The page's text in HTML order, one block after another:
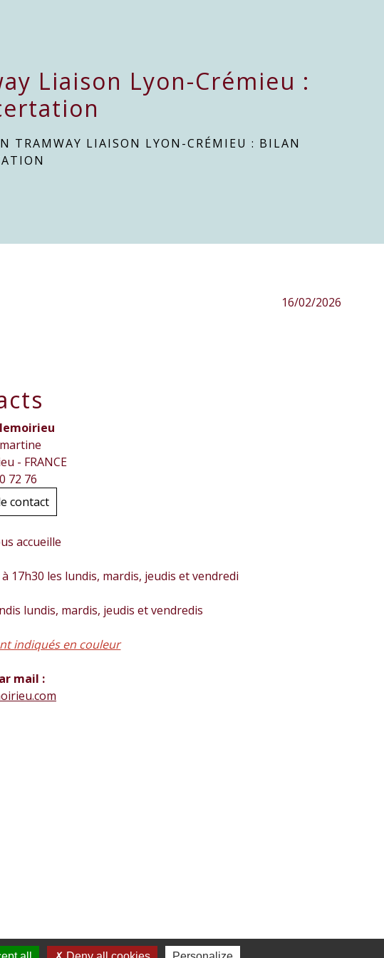
Liaison Lyon-Crémieu :
TRAMWAY LIAISON LYON-CRÉMIEU : BILAN
16/02/2026
- FRANCE
72 76
contact
accueille
17h30 les lundis, mardis, jeudis et vendredi
lundis, mardis, jeudis et vendredis
indiqués en couleur
mail :